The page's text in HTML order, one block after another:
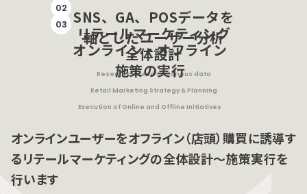
SNS、GA、POSデータを
軸としたユーザー分析
Research based on various data
02
リテールマーケティング
全体設計
Retail Marketing Strategy & Planning
03
オンライン・オフライン
施策の実行
Execution of Online and Offline Initiatives
オンラインユーザーをオフライン（店頭）購買に誘導す
るリテールマーケティングの全体設計〜施策実行を
行います